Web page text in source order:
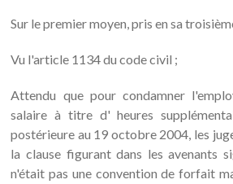
Sur le premier moyen, pris en sa
Vu l'article 1134 du code civil ;
Attendu que pour condamner
salaire à titre d' heures
postérieure au 19 octobre 2004, les
la clause figurant dans les avenants
n'était pas une convention de forfait